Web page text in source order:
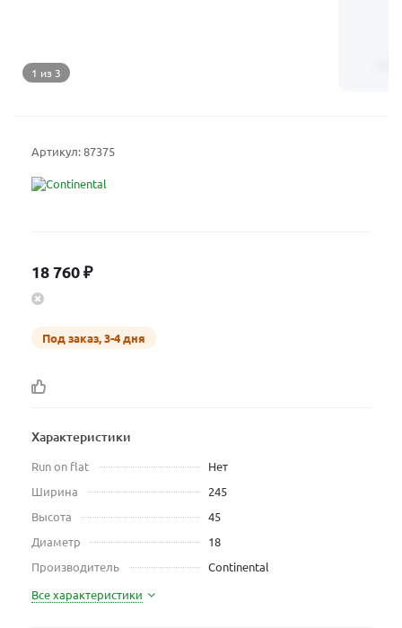
1 из 3
Артикул:87375
18 760₽
Под заказ, 3-4 дня
Характеристики
Run on flat
Нет
Ширина
245
Высота
45
Диаметр
18
Производитель
Continental
Все характеристики